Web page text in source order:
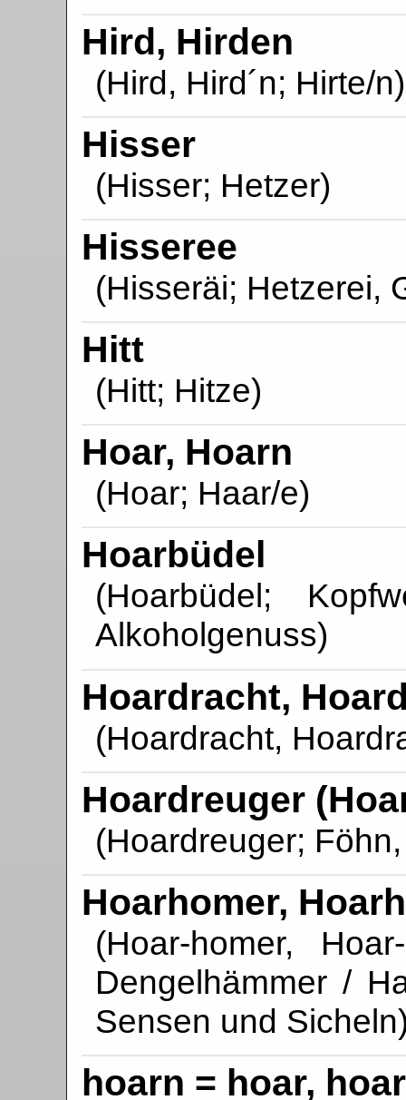
Hird, Hirden
(Hird, Hird´n; Hirte/n)
Hisser
(Hisser; Hetzer)
Hisseree
(Hisseräi; Hetzerei,
Hitt
(Hitt; Hitze)
Hoar, Hoarn
(Hoar; Haar/e)
Hoarbüdel
(Hoarbüdel;
Alkoholgenuss)
Hoardracht,
(Hoardracht,
Hoardreuger
(Hoardreuger;
Hoarhomer,
(Hoar-homer,
Dengelhämmer /
Sensen und
hoarn = hoar,